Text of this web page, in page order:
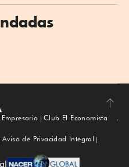
Subir
Empresario
Club El Economista
Aviso de Privacidad Integral